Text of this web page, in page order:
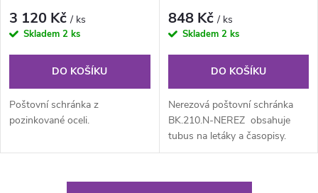
3 120 Kč/ ks
Skladem 2 ks
DO KOŠÍKU
Poštovní schránka z
pozinkované oceli.
848 Kč/ ks
Skladem 2 ks
DO KOŠÍKU
Nerezová poštovní schránka
BK.210.N-NEREZ obsahuje
tubus na letáky a časopisy.
Dvířka schránky mají 3 okénka